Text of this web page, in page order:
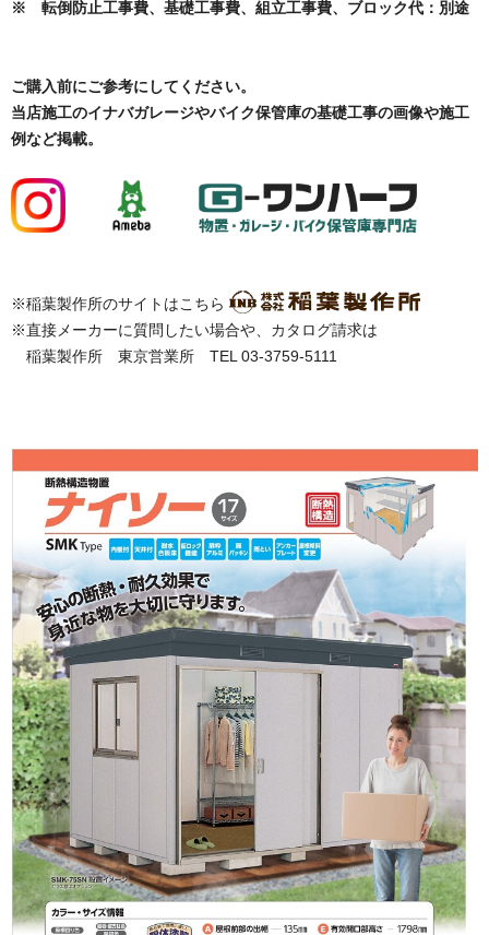
※ 転倒防止工事費、基礎工事費、組立工事費、ブロック代：別途
ご購入前にご参考にしてください。
当店施工のイナバガレージやバイク保管庫の基礎工事の画像や施工
例など掲載。
※稲葉製作所のサイトはこちら
※直接メーカーに質問したい場合や、カタログ請求は
稲葉製作所 東京営業所 TEL 03-3759-5111